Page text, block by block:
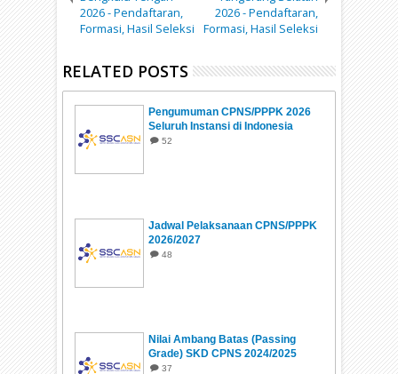
2026 - Pendaftaran,
Formasi, Hasil Seleksi
2026 - Pendaftaran,
Formasi, Hasil Seleksi
RELATED POSTS
Pengumuman CPNS/PPPK 2026
Seluruh Instansi di Indonesia
52
Jadwal Pelaksanaan CPNS/PPPK
2026/2027
48
Nilai Ambang Batas (Passing
Grade) SKD CPNS 2024/2025
37